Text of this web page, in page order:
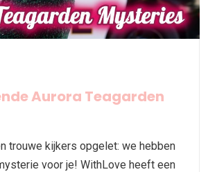
Aurora Teagarden
trouwe kijkers opgelet: we hebben
voor je! WithLove heeft een